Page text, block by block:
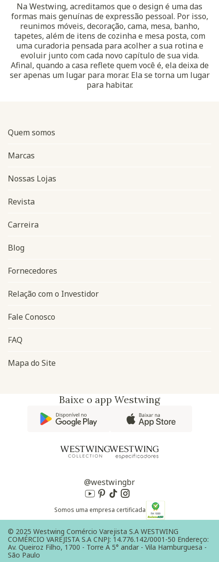
Na Westwing, acreditamos que o design é uma das
formas mais genuínas de expressão pessoal. Por isso,
reunimos móveis, decoração, cama, mesa, banho,
tapetes, além de itens de cozinha e mesa posta, com
uma curadoria pensada para acolher a sua rotina e
evoluir junto com cada novo capítulo de sua vida.
Afinal, quando a casa reflete quem você é, ela deixa de
ser apenas um lugar para morar. Ela se torna um lugar
para habitar.
Navegação do rodapé
Quem somos
Marcas
Nossas Lojas
Revista
Carreira
Blog
Fornecedores
Relação com o Investidor
Fale Conosco
FAQ
Mapa do Site
Baixe o app Westwing
@westwingbr
Somos uma empresa certificada
© 2025 Westwing Comércio Varejista S.A WESTWING
COMÉRCIO VAREJISTA S.A CNPJ: 14.776.142/0001-50 Endereço:
Av. Queiroz Filho, 1700 - Torre A 5° andar - Vila Hamburguesa -
São Paulo